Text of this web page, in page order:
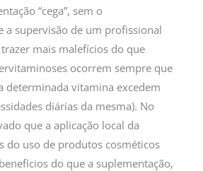
“cega”, sem o
a supervisão de um profissional
mais malefícios do que
ocorrem sempre que
determinada vitamina excedem
diárias da mesma). No
que a aplicação local da
do uso de produtos cosméticos
do que a suplementação,